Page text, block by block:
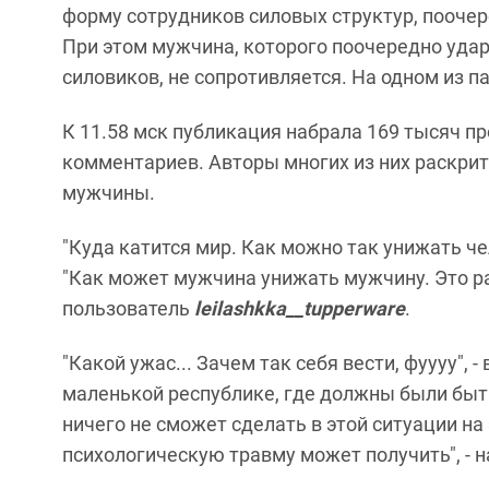
форму сотрудников силовых структур,
При этом мужчина, которого поочередно
силовиков, не сопротивляется. На одном из
К 11.58 мск публикация набрала 169 тысяч
комментариев. Авторы многих из них
мужчины.
"Куда катится мир. Как можно так унижать
"Как может мужчина унижать мужчину. Это
пользователь leilashkka__tupperware.
"Какой ужас... Зачем так себя вести, фуууу", -
маленькой республике, где должны были
ничего не сможет сделать в этой ситуации
психологическую травму может получить", -